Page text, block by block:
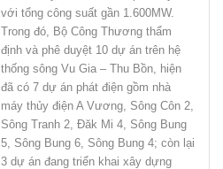
với tổng công suất gần 1.600MW.
Trong đó, Bộ Công Thương thẩm
định và phê duyệt 10 dự án trên hệ
thống sông Vu Gia – Thu Bồn, hiện
đã có 7 dự án phát điện gồm nhà
máy thủy điện A Vương, Sông Côn 2,
Sông Tranh 2, Ðăk Mi 4, Sông Bung
5, Sông Bung 6, Sông Bung 4; còn lại
3 dự án đang triển khai xây dựng